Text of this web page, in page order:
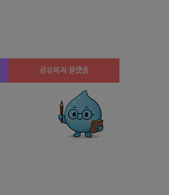
공유복지 플랫폼
안심일자리 고용장려금